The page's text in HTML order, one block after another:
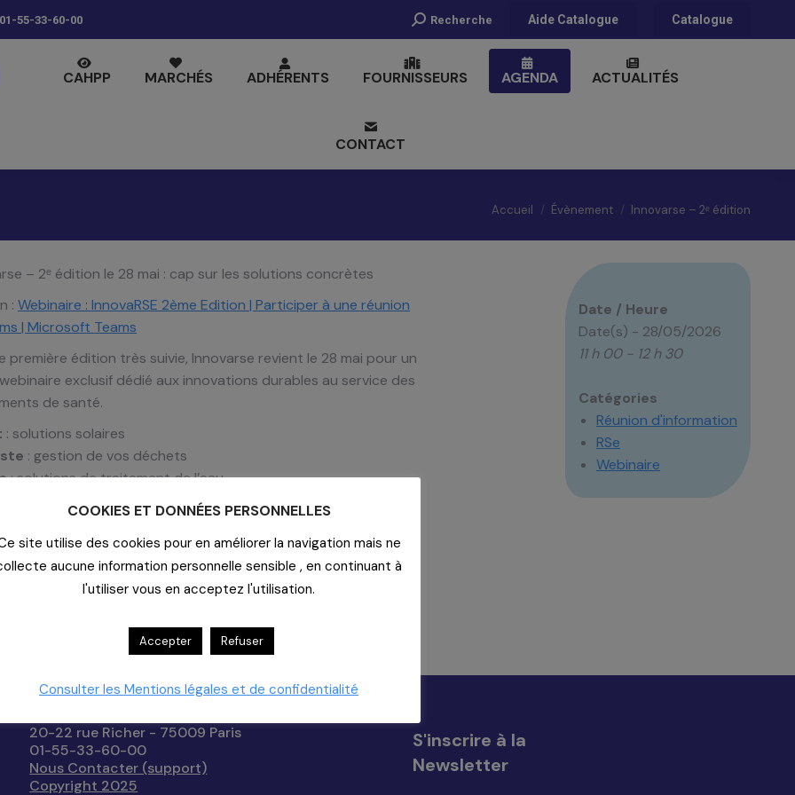
01-55-33-60-00
Recherche
Recherche Aide Catalogue Catalogue
CAHPP MARCHÉS ADHÉRENTS FOURNISSEURS AGENDA ACTUALITÉS
CONTACT
Vous êtes ici :
Accueil Évènement Innovarse – 2ᵉ édition
Date / Heure
Date(s) - 28/05/2026
11 h 00 - 12 h 30
Catégories
Réunion d'information
RSe
Webinaire
– 2ᵉ édition le 28 mai : cap sur les solutions concrètes
: Webinaire : InnovaRSE 2ème Edition | Participer à une réunion
| Microsoft Teams
première édition très suivie, Innovarse revient le 28 mai pour un
exclusif dédié aux innovations durables au service des
de santé.
: solutions solaires
: gestion de vos déchets
: solutions de traitement de l’eau
: économie circulaire des textiles
d’explorer des leviers concrets pour accélérer la transition
Contact
20-22 rue Richer - 75009 Paris
01-55-33-60-00
Nous Contacter (support)
Copyright 2025
S'inscrire à la
Newsletter
COOKIES ET DONNÉES PERSONNELLES
site utilise des cookies pour en améliorer la navigation mais ne
aucune information personnelle sensible , en continuant à
l'utiliser vous en acceptez l'utilisation.
Accepter Refuser
Consulter les Mentions légales et de confidentialité